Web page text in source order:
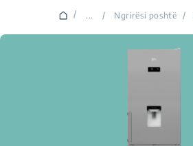
/ ... / Ngrirësi poshtë /